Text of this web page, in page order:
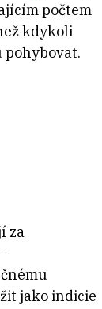
počtem
kdykoli
pohybovat.
za
jako indicie